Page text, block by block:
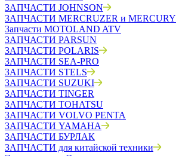
ЗАПЧАСТИ JOHNSON
ЗАПЧАСТИ MERCRUZER и MERCURY
Запчасти MOTOLAND ATV
ЗАПЧАСТИ PARSUN
ЗАПЧАСТИ POLARIS
ЗАПЧАСТИ SEA-PRO
ЗАПЧАСТИ STELS
ЗАПЧАСТИ SUZUKI
ЗАПЧАСТИ TINGER
ЗАПЧАСТИ TOHATSU
ЗАПЧАСТИ VOLVO PENTA
ЗАПЧАСТИ YAMAHA
ЗАПЧАСТИ БУРЛАК
ЗАПЧАСТИ для китайской техники